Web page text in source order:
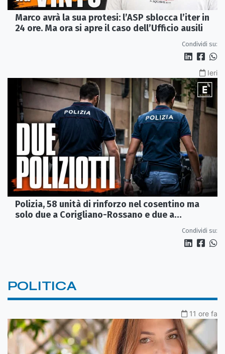
Marco avrà la sua protesi: l’ASP sblocca l’iter in
24 ore. Ma ora si apre il caso dell’Ufficio ausili
Condividi su:
Ieri
Polizia, 58 unità di rinforzo nel cosentino ma
solo due a Corigliano-Rossano e due a
Condividi su:
POLITICA
11 ore fa